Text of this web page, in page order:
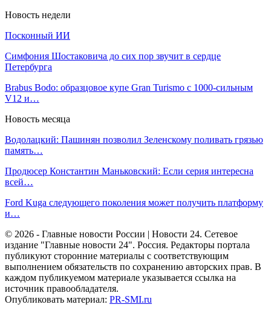
Новость недели
Посконный ИИ
Симфония Шостаковича до сих пор звучит в сердце
Петербурга
Brabus Bodo: образцовое купе Gran Turismo с 1000-сильным
V12 и…
Новость месяца
Водолацкий: Пашинян позволил Зеленскому поливать грязью
память…
Продюсер Константин Маньковский: Если серия интересна
всей…
Ford Kuga следующего поколения может получить платформу
и…
© 2026 - Главные новости России | Новости 24. Сетевое
издание "Главные новости 24". Россия. Редакторы портала
публикуют сторонние материалы с соответствующим
выполнением обязательств по сохранению авторских прав. В
каждом публикуемом материале указывается ссылка на
источник правообладателя.
Опубликовать материал: PR-SMI.ru